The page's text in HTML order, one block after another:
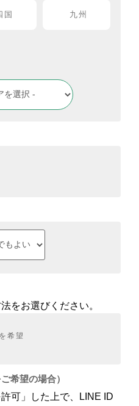
国 九州
をお選びください。
希望
希望の場合）
可」した上で、LINE ID